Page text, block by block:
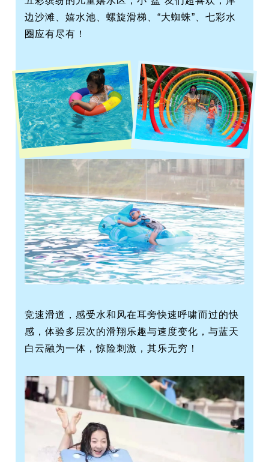
边沙滩、嬉水池、螺旋滑梯、“大蜘蛛”、七彩水
圈应有尽有！
竞速滑道，感受水和风在耳旁快速呼啸而过的快
感，体验多层次的滑翔乐趣与速度变化，与蓝天
白云融为一体，惊险刺激，其乐无穷！